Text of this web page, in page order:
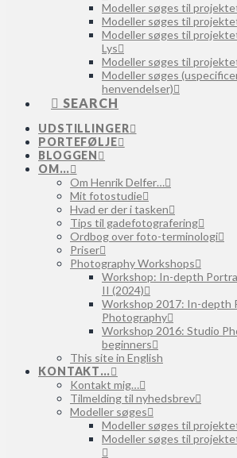
Modeller søges til
Modeller søges til
Modeller søges til
Lys
Modeller søges til
Modeller søges
henvendelser)
SEARCH
UDSTILLINGER
PORTEFØLJE
BLOGGEN
OM…
Om Henrik Delfer…
Mit fotostudie
Hvad er der i tasken
Tips til gadefotografering
Ordbog over foto-terminologi
Priser
Photography Workshops
Workshop: In-depth
II (2024)
Workshop 2017: In-depth
Photography
Workshop 2016: Studio
beginners
This site in English
KONTAKT…
Kontakt mig…
Tilmelding til nyhedsbrev
Modeller søges
Modeller søges til
Modeller søges til